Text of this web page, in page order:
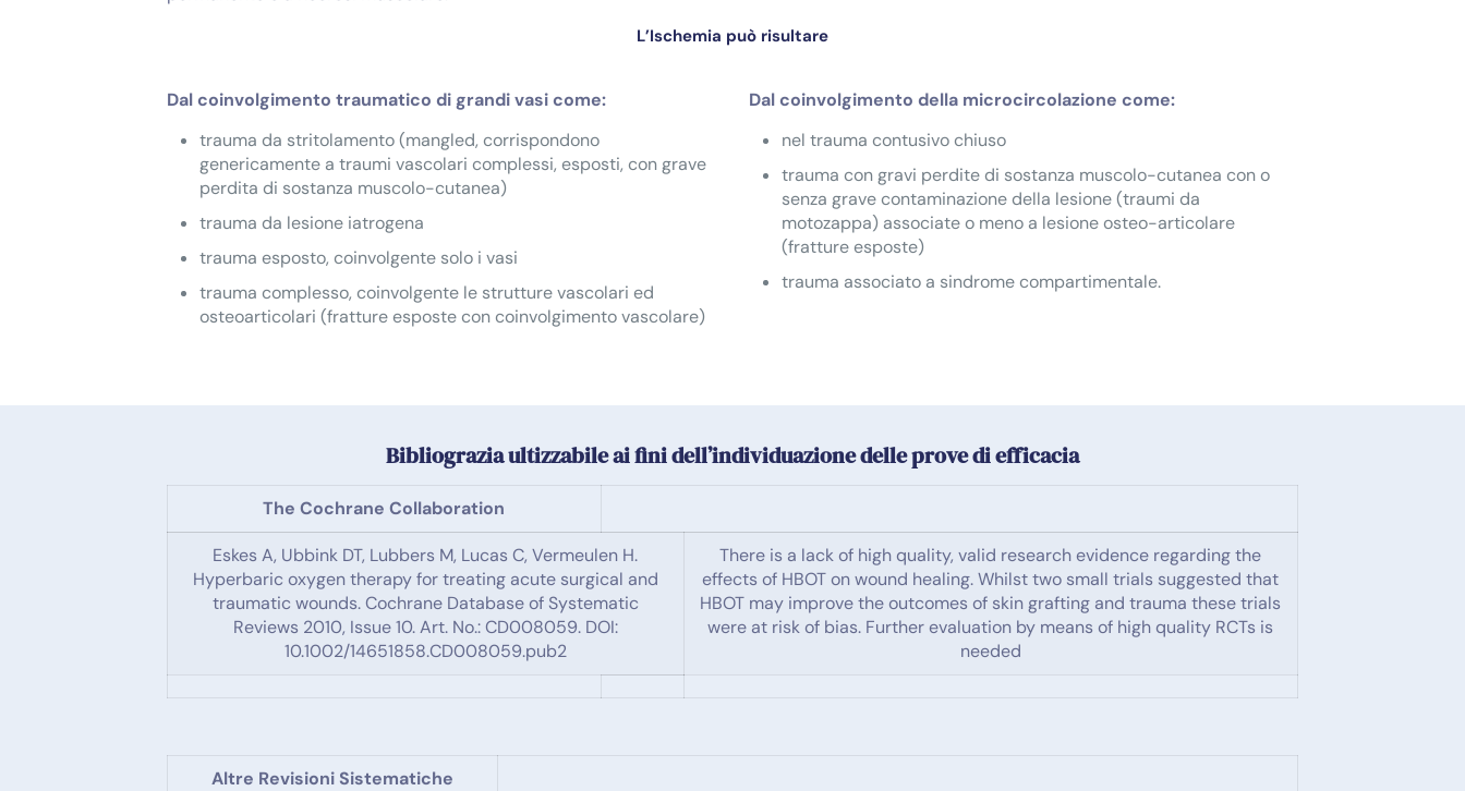
L’Ischemia può risultare
Dal coinvolgimento traumatico di grandi vasi come:
trauma da stritolamento (mangled, corrispondono
genericamente a traumi vascolari complessi, esposti, con grave
perdita di sostanza muscolo-cutanea)
trauma da lesione iatrogena
trauma esposto, coinvolgente solo i vasi
trauma complesso, coinvolgente le strutture vascolari ed
osteoarticolari (fratture esposte con coinvolgimento vascolare)
Dal coinvolgimento della microcircolazione come:
nel trauma contusivo chiuso
trauma con gravi perdite di sostanza muscolo-cutanea con o
senza grave contaminazione della lesione (traumi da
motozappa) associate o meno a lesione osteo-articolare
(fratture esposte)
trauma associato a sindrome compartimentale.
Bibliograzia ultizzabile ai fini dell’individuazione delle prove di efficacia
The Cochrane Collaboration
Eskes A, Ubbink DT, Lubbers M, Lucas C, Vermeulen H.
Hyperbaric oxygen therapy for treating acute surgical and
traumatic wounds. Cochrane Database of Systematic
Reviews 2010, Issue 10. Art. No.: CD008059. DOI:
10.1002/14651858.CD008059.pub2
There is a lack of high quality, valid research evidence regarding the
effects of HBOT on wound healing. Whilst two small trials suggested that
HBOT may improve the outcomes of skin grafting and trauma these trials
were at risk of bias. Further evaluation by means of high quality RCTs is
needed
Altre Revisioni Sistematiche